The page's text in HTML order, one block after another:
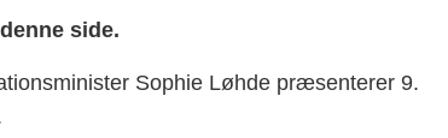
side.
Sophie Løhde præsenterer 9.